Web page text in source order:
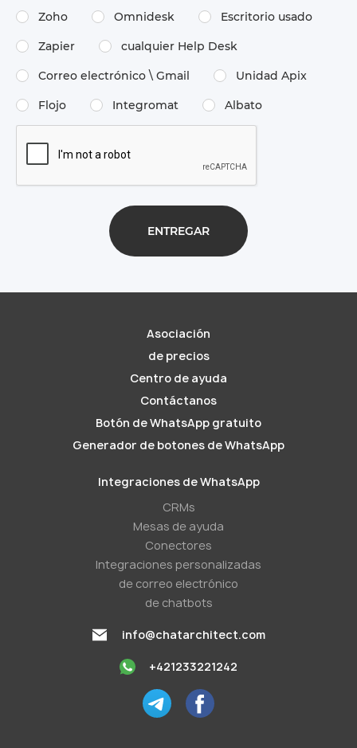
Zoho Omnidesk Escritorio usado
Zapier cualquier Help Desk
Correo electrónico \​ Gmail Unidad Apix
Flojo Integromat Albato
Asociación
de precios
Centro de ayuda
Contáctanos
Botón de WhatsApp gratuito
Generador de botones de WhatsApp
Integraciones de WhatsApp
CRMs
Mesas de ayuda
Conectores
Integraciones personalizadas
de correo electrónico
de chatbots
info@chatarchitect.com
+421233221242